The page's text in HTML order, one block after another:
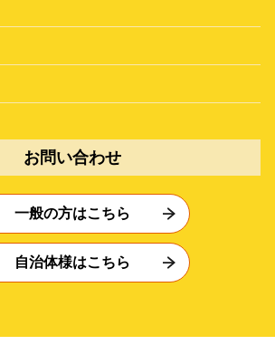
お問い合わせ
一般の方はこちら
自治体様はこちら